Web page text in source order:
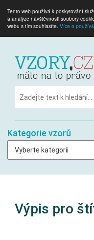
Tento web používá k poskytování
a analýze návštěvnosti soubory
webu s tím souhlasíte. Více o
Kategorie vzorů
Výpis pro